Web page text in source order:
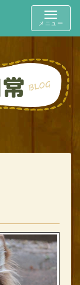
Toggle
メニュー